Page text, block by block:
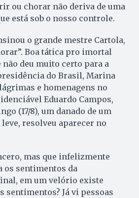
ou chorar não deriva de uma
está sob o nosso controle.
o grande mestre Cartola,
Boa tática pro imortal
não deu muito certo para a
do Brasil, Marina
e homenagens no
Eduardo Campos,
(17/8), um danado de um
resolveu aparecer no
mas que infelizmente
os sentimentos da
em um velório existe
sentimentos? Já vi pessoas